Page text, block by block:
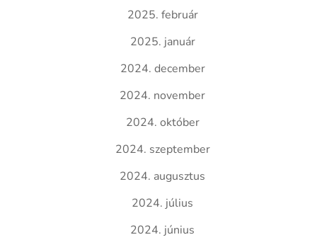
2025. február
2025. január
2024. december
2024. november
2024. október
2024. szeptember
2024. augusztus
2024. július
2024. június